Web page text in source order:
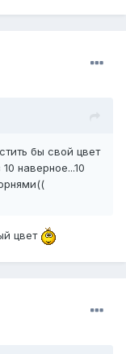
бы свой цвет
наверное...10
цвет